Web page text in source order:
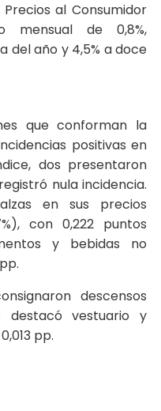
al Consumidor
mensual de 0,8%,
del año y 4,5% a doce
que conforman la
positivas en
dos presentaron
nula incidencia.
en sus precios
con 0,222 puntos
y bebidas no
descensos
destacó vestuario y
pp.